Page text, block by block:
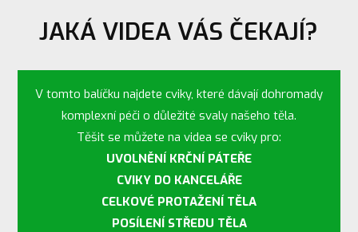
JAKÁ VIDEA VÁS ČEKAJÍ?
V tomto balíčku najdete cviky, které dávají dohromady
komplexní péči o důležité svaly našeho těla.
Těšit se můžete na videa se cviky pro:
UVOLNĚNÍ KRČNÍ PÁTEŘE
CVIKY DO KANCELÁŘE
CELKOVÉ PROTAŽENÍ TĚLA
POSÍLENÍ STŘEDU TĚLA